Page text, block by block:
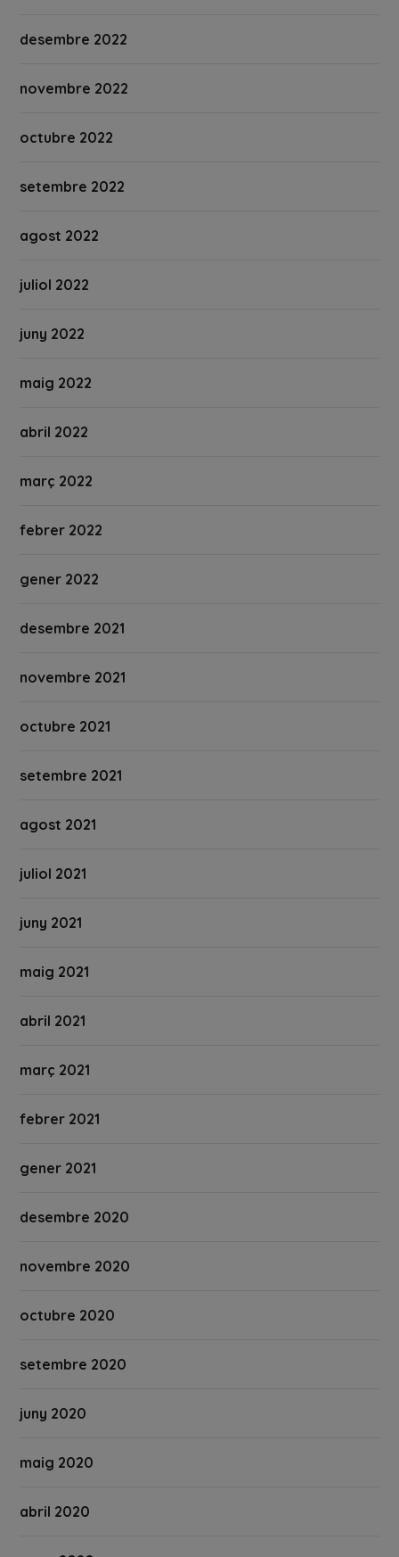
desembre 2022
novembre 2022
octubre 2022
setembre 2022
agost 2022
juliol 2022
juny 2022
maig 2022
abril 2022
març 2022
febrer 2022
gener 2022
desembre 2021
novembre 2021
octubre 2021
setembre 2021
agost 2021
juliol 2021
juny 2021
maig 2021
abril 2021
març 2021
febrer 2021
gener 2021
desembre 2020
novembre 2020
octubre 2020
setembre 2020
juny 2020
maig 2020
abril 2020